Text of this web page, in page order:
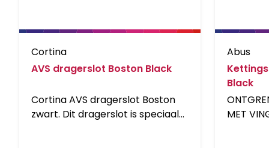
Cortina
AVS dragerslot Boston Black
Cortina AVS dragerslot Boston
zwart. Dit dragerslot is speciaal
Abus
Black
MET